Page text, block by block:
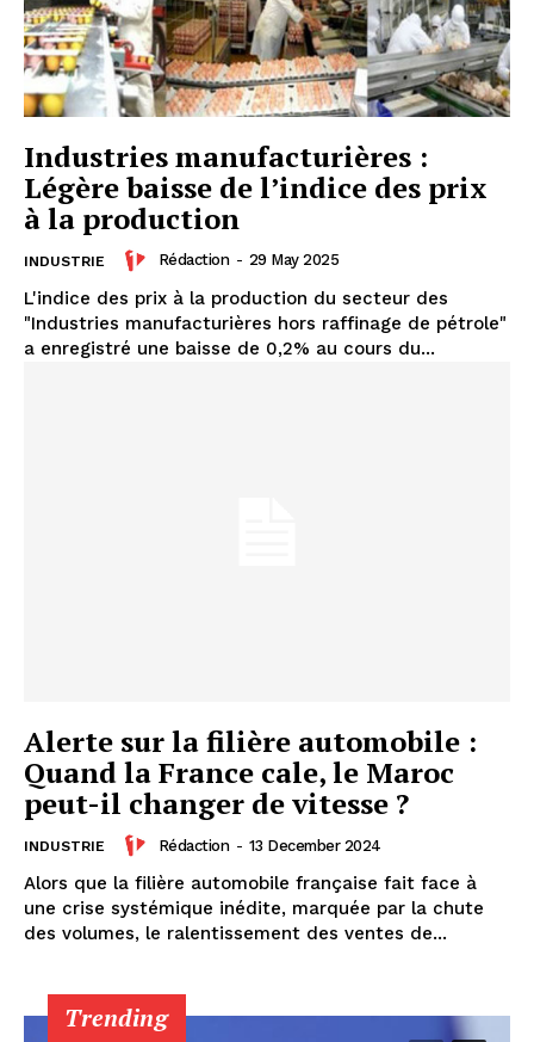
le1.ma
l'intelligence de
l'information
À propos
Nous contacter
Formules d’abonnement
Mon compte
Industries manufacturières :
Légère baisse de l’indice des prix
à la production
INDUSTRIE Rédaction - 29 May 2025
L'indice des prix à la production du secteur des
"Industries manufacturières hors raffinage de pétrole"
a enregistré une baisse de 0,2% au cours du...
Alerte sur la filière automobile :
Quand la France cale, le Maroc
peut-il changer de vitesse ?
INDUSTRIE Rédaction - 13 December 2024
Alors que la filière automobile française fait face à
une crise systémique inédite, marquée par la chute
des volumes, le ralentissement des ventes de...
Trending